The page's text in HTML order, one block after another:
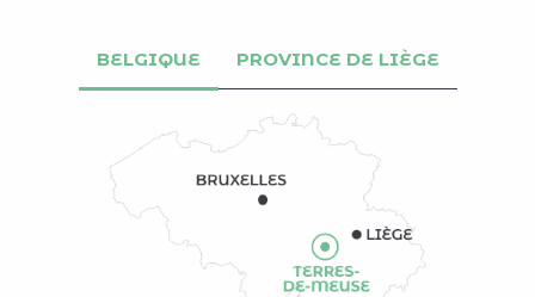
BELGIQUE PROVINCE DE LIÈGE